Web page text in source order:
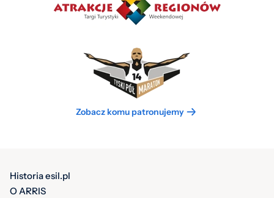
Zobacz komu patronujemy
Historia esil.pl
O ARRIS